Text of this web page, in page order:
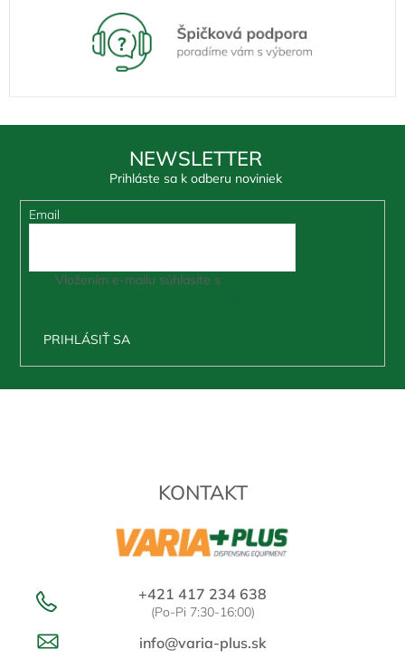
NEWSLETTER
Prihláste sa k odberu noviniek
Email
Vložením e-mailu súhlasíte s
PRIHLÁSIŤ SA
KONTAKT
+421 417 234 638
(Po-Pi 7:30-16:00)
info@varia-plus.sk